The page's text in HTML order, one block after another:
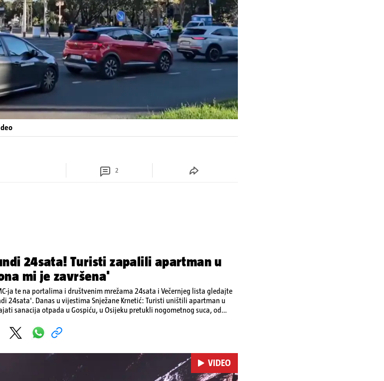
Pokretanje videa...
2
24sata! Turisti zapalili apartman u
mi je završena'
ja te na portalima i društvenim mrežama 24sata i Večernjeg lista gledajte
24sata'. Danas u vijestima Snježane Krnetić: Turisti uništili apartman u
sanacija otpada u Gospiću, u Osijeku pretukli nogometnog suca, od
VIDEO